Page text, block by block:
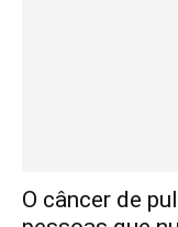
O câncer de